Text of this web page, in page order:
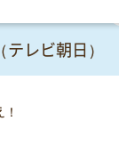
レビ朝日）